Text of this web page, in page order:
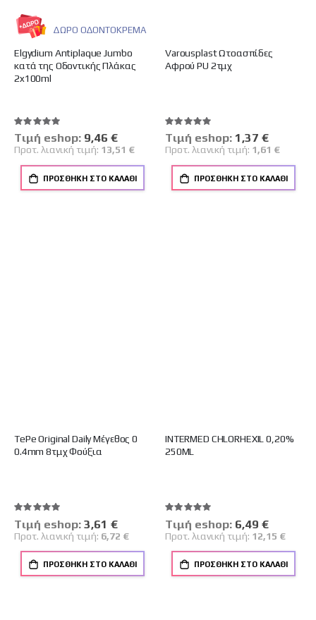
Elgydium Antiplaque Jumbo
κατά της Οδοντικής Πλάκας
2x100ml
ΔΩΡΟ ΟΔΟΝΤΟΚΡΕΜΑ
Βαθμολογία:
100%
Tιμή eshop: Ειδική
Τιμή
9,46 €
Προτ. λιανική τιμή: 13,51 €
ΠΡΟΣΘΉΚΗ ΣΤΟ ΚΑΛΆΘΙ
Varousplast Ωτοασπίδες
Αφρού PU 2τμχ
Βαθμολογία:
100%
Tιμή eshop: Ειδική
Τιμή
1,37 €
Προτ. λιανική τιμή: 1,61 €
ΠΡΟΣΘΉΚΗ ΣΤΟ ΚΑΛΆΘΙ
TePe Original Daily Μέγεθος 0
0.4mm 8τμχ Φούξια
Βαθμολογία:
100%
Tιμή eshop: Ειδική
Τιμή
3,61 €
Προτ. λιανική τιμή: 6,72 €
ΠΡΟΣΘΉΚΗ ΣΤΟ ΚΑΛΆΘΙ
INTERMED CHLORHEXIL 0,20%
250ML
Βαθμολογία:
100%
Tιμή eshop: Ειδική
Τιμή
6,49 €
Προτ. λιανική τιμή: 12,15 €
ΠΡΟΣΘΉΚΗ ΣΤΟ ΚΑΛΆΘΙ